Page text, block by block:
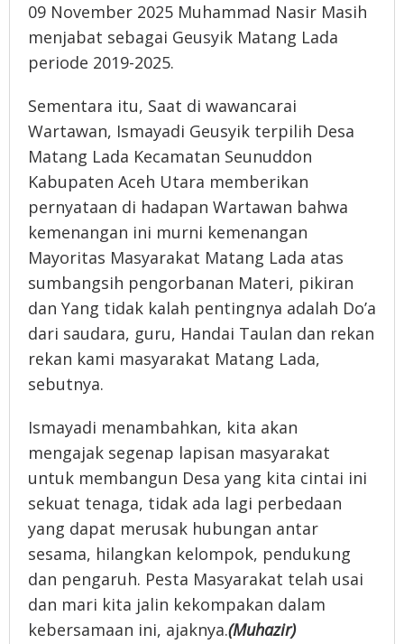
09 November 2025 Muhammad Nasir Masih
menjabat sebagai Geusyik Matang Lada
periode 2019-2025.
Sementara itu, Saat di wawancarai
Wartawan, Ismayadi Geusyik terpilih Desa
Matang Lada Kecamatan Seunuddon
Kabupaten Aceh Utara memberikan
pernyataan di hadapan Wartawan bahwa
kemenangan ini murni kemenangan
Mayoritas Masyarakat Matang Lada atas
sumbangsih pengorbanan Materi, pikiran
dan Yang tidak kalah pentingnya adalah Do’a
dari saudara, guru, Handai Taulan dan rekan
rekan kami masyarakat Matang Lada,
sebutnya.
Ismayadi menambahkan, kita akan
mengajak segenap lapisan masyarakat
untuk membangun Desa yang kita cintai ini
sekuat tenaga, tidak ada lagi perbedaan
yang dapat merusak hubungan antar
sesama, hilangkan kelompok, pendukung
dan pengaruh. Pesta Masyarakat telah usai
dan mari kita jalin kekompakan dalam
kebersamaan ini, ajaknya.(Muhazir)